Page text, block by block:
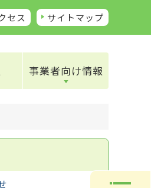
セス サイトマップ
事業者向け情報